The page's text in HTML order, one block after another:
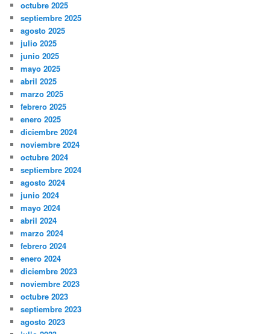
octubre 2025
septiembre 2025
agosto 2025
julio 2025
junio 2025
mayo 2025
abril 2025
marzo 2025
febrero 2025
enero 2025
diciembre 2024
noviembre 2024
octubre 2024
septiembre 2024
agosto 2024
junio 2024
mayo 2024
abril 2024
marzo 2024
febrero 2024
enero 2024
diciembre 2023
noviembre 2023
octubre 2023
septiembre 2023
agosto 2023